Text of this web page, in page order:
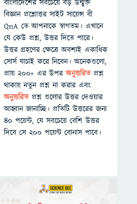
বাংলাদেশের সবচেয়ে বড় উন্মুক্ত
বিজ্ঞান প্রশ্নোত্তর সাইট সায়েন্স বী
QnA তে আপনাকে স্বাগতম। এখানে
যে কেউ প্রশ্ন, উত্তর দিতে পারে।
উত্তর গ্রহণের ক্ষেত্রে অবশ্যই একাধিক
সোর্স যাচাই করে নিবেন। অনেকগুলো,
প্রায় ২০০+ এর উপরঅনুত্তরিতপ্রশ্ন
থাকায় নতুন প্রশ্ন না করার এবং
অনুত্তরিত প্রশ্ন গুলোর উত্তর দেওয়ার
আহ্বান জানাচ্ছি। প্রতিটি উত্তরের জন্য
৪০ পয়েন্ট, যে সবচেয়ে বেশি উত্তর
দিবে সে ২০০ পয়েন্ট বোনাস পাবে।